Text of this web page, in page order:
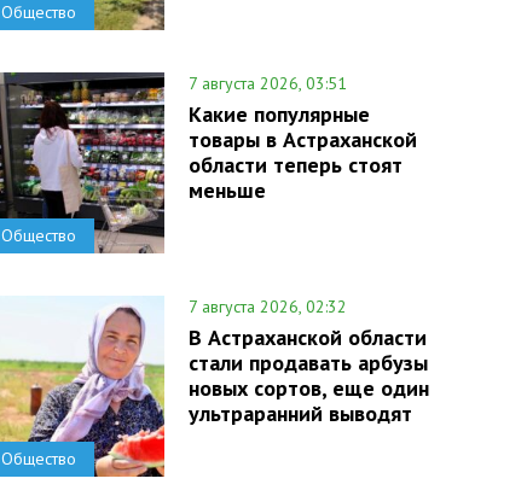
Общество
Общество
7 августа 2026, 03:51
Какие популярные
товары в Астраханской
области теперь стоят
меньше
Общество
7 августа 2026, 02:32
В Астраханской области
стали продавать арбузы
новых сортов, еще один
ультраранний выводят